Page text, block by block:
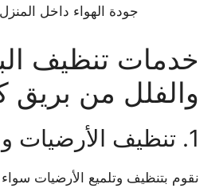
جودة الهواء داخل
خدمات تنظيف
والفلل من بريق
1. تنظيف الأرضيات والأسطح
نقوم بتنظيف وتلميع الأرضيات